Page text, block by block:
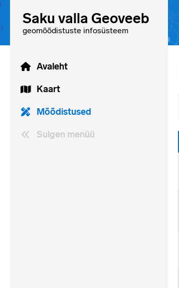
Saku valla Geoveeb
geomõõdistuste infosüsteem
Avaleht
Kaart
Mõõdistused
Sulgen menüü